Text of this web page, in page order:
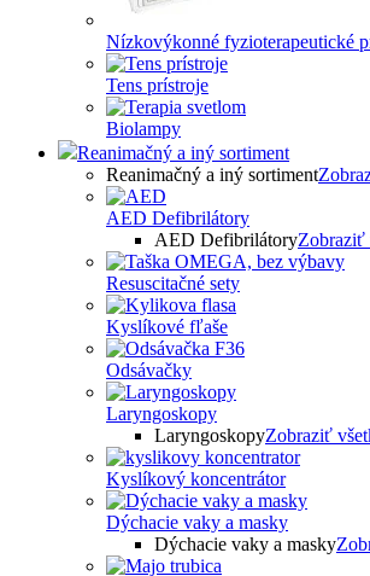
Nízkovýkonné fyzioterapeutické
Tens prístroje
Biolampy
Reanimačný a iný sortiment
Reanimačný a iný sortiment
AED Defibrilátory
AED DefibrilátoryZobraziť
Resuscitačné sety
Kyslíkové fľaše
Odsávačky
Laryngoskopy
LaryngoskopyZobraziť
Kyslíkový koncentrátor
Dýchacie vaky a masky
Dýchacie vaky a masky